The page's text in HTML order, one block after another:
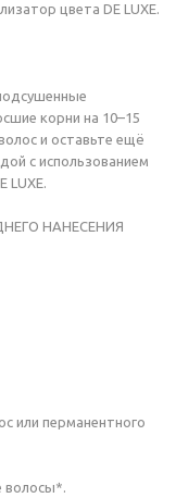
цвета DE LUXE.
корни на 10–15
и оставьте ещё
с использованием
LUXE.
НАНЕСЕНИЯ
или перманентного
волосы*.